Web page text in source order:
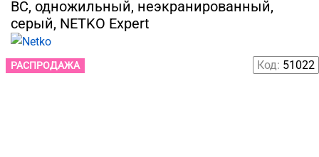
BC, одножильный, неэкранированный,
серый, NETKO Expert
РАСПРОДАЖА Код: 51022